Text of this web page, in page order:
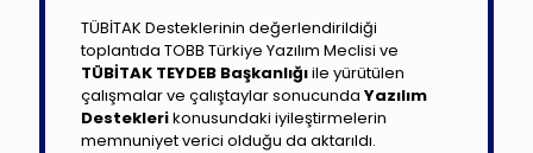
TÜBİTAK Desteklerinin değerlendirildiği
toplantıda TOBB Türkiye Yazılım Meclisi ve
TÜBİTAK TEYDEB Başkanlığıile yürütülen
çalışmalar ve çalıştaylar sonucunda Yazılım
Desteklerikonusundaki iyileştirmelerin
memnuniyet verici olduğu da aktarıldı.